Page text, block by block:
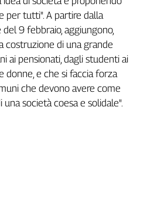
per tutti". A partire dalla
9 febbraio, aggiungono,
costruzione di una grande
ai pensionati, dagli studenti ai
donne, e che si faccia forza
che devono avere come
società coesa e solidale".